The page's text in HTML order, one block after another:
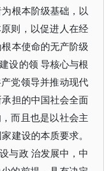
根本阶级基础，以
则，以促进人在经
本使命的无产阶级
设的领 导核心与根
党领导并推动现代
担的中国社会全面
而且也是以社会主
建设的本质要求。
与政 治发展中，中